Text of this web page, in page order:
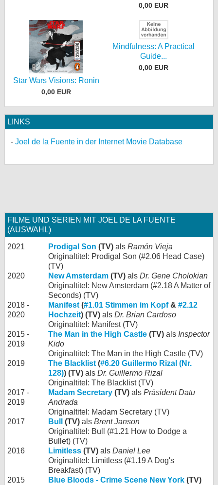
0,00 EUR
Star Wars Visions: Ronin
0,00 EUR
Mindfulness: A Practical
Guide...
0,00 EUR
LINKS
Joel de la Fuente in der Internet Movie Database
FILME UND SERIEN MIT JOEL DE LA FUENTE
(AUSWAHL)
2021 Prodigal Son (TV) als Ramón Vieja
Originaltitel: Prodigal Son (#2.06 Head Case)
(TV)
2020
New Amsterdam (TV) als Dr. Gene Cholokian
Originaltitel: New Amsterdam (#2.18 A Matter of
Seconds) (TV)
2018 -
2020
Manifest (#1.01 Stimmen im Kopf& #2.12
Hochzeit) (TV) als Dr. Brian Cardoso
Originaltitel: Manifest (TV)
2015 -
2019
The Man in the High Castle (TV) als Inspector
Kido
Originaltitel: The Man in the High Castle (TV)
2019
The Blacklist (#6.20 Guillermo Rizal (Nr.
128)) (TV) als Dr. Guillermo Rizal
Originaltitel: The Blacklist (TV)
2017 -
2019
Madam Secretary (TV) als Präsident Datu
Andrada
Originaltitel: Madam Secretary (TV)
2017
Bull (TV) als Brent Janson
Originaltitel: Bull (#1.21 How to Dodge a
Bullet) (TV)
2016
Limitless (TV) als Daniel Lee
Originaltitel: Limitless (#1.19 A Dog's
Breakfast) (TV)
2015
Blue Bloods - Crime Scene New York (TV)